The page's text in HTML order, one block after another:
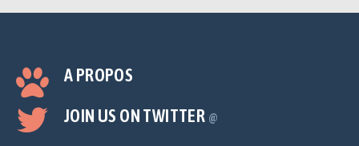
A PROPOS
JOIN US ON TWITTER @